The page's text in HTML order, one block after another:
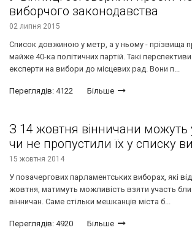
виборчого законодавства
02 липня 2015
Список довжиною у метр, а у ньому - прізвища
майже 40-ка політичних партій. Такі
експерти на вибори до місцевих рад. Вони п...
Переглядів: 4122 Більше
З 14 жовтня вінничани можуть
чи не пропустили їх у списку
15 жовтня 2014
У позачергових парламентських виборах, які
жовтня, матимуть можливість взяти участь
вінничан. Саме стільки мешканців міста б...
Переглядів: 4920 Більше